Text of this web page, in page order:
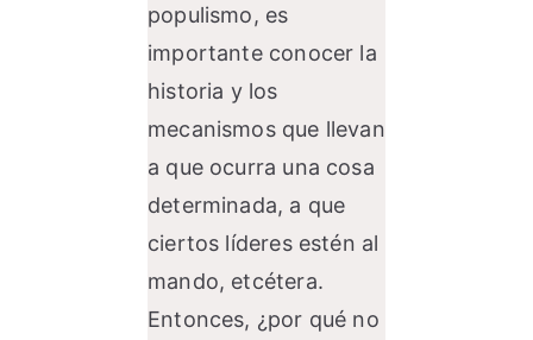
populismo, es
importante conocer la
historia y los
mecanismos que llevan
a que ocurra una cosa
determinada, a que
ciertos líderes estén al
mando, etcétera.
Entonces, ¿por qué no